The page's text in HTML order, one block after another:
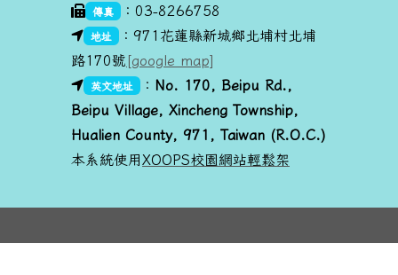
傳真
：03-8266758
link to https://goo.gl/maps/dUx2GHvcPmq
地址
：971花蓮縣新城鄉北埔村北埔
路170號 [google map]
link to https://goo.gl/maps/dUx2GHvcPmq
link to https://goo.gl/maps/dUx2GHvcPmq
英文地址 ： No. 170, Beipu Rd.,
Beipu Village, Xincheng Township,
Hualien County, 971, Taiwan (R.O.C.)
本系統使用XOOPS校園網站輕鬆架